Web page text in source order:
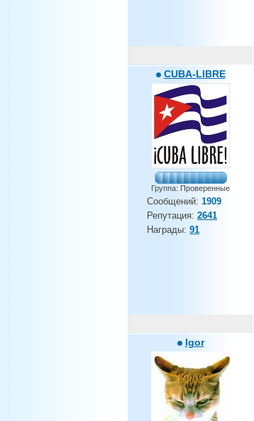
CUBA-LIBRE
Группа: Проверенные
Сообщений: 1909
Репутация: 2641
Награды: 91
Igor